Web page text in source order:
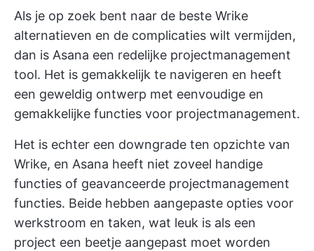
Als je op zoek bent naar de beste Wrike
alternatieven en de complicaties wilt vermijden,
dan is Asana een redelijke projectmanagement
tool. Het is gemakkelijk te navigeren en heeft
een geweldig ontwerp met eenvoudige en
gemakkelijke functies voor projectmanagement.
Het is echter een downgrade ten opzichte van
Wrike, en Asana heeft niet zoveel handige
functies of geavanceerde projectmanagement
functies. Beide hebben aangepaste opties voor
werkstroom en taken, wat leuk is als een
project een beetje aangepast moet worden